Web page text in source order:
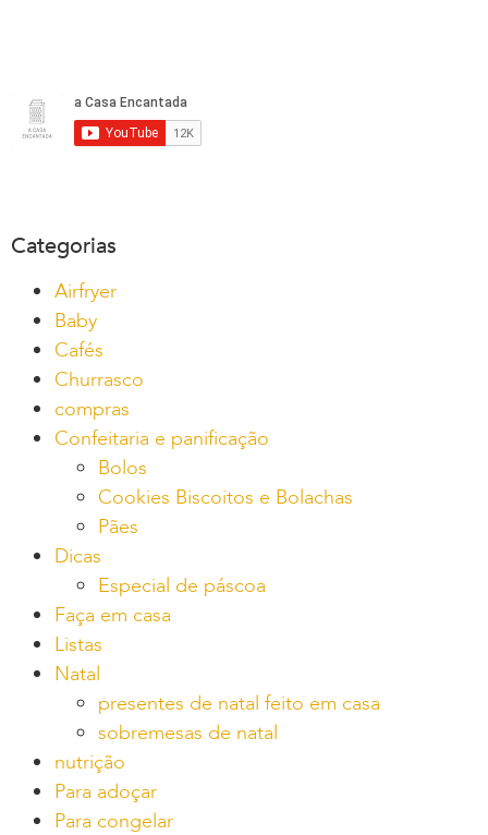
Categorias
Airfryer
Baby
Cafés
Churrasco
compras
Confeitaria e panificação
Bolos
Cookies Biscoitos e Bolachas
Pães
Dicas
Especial de páscoa
Faça em casa
Listas
Natal
presentes de natal feito em casa
sobremesas de natal
nutrição
Para adoçar
Para congelar